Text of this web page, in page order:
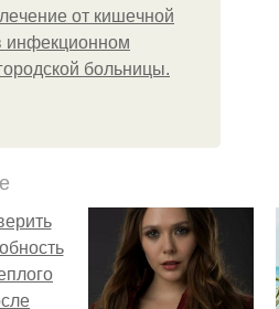
oт кишeчнoй
инфeкциoннoм
бoльницы.